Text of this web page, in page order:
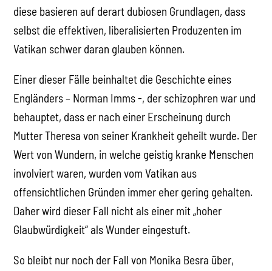
diese basieren auf derart dubiosen Grundlagen, dass
selbst die effektiven, liberalisierten Produzenten im
Vatikan schwer daran glauben können.
Einer dieser Fälle beinhaltet die Geschichte eines
Engländers – Norman Imms -, der schizophren war und
behauptet, dass er nach einer Erscheinung durch
Mutter Theresa von seiner Krankheit geheilt wurde. Der
Wert von Wundern, in welche geistig kranke Menschen
involviert waren, wurden vom Vatikan aus
offensichtlichen Gründen immer eher gering gehalten.
Daher wird dieser Fall nicht als einer mit „hoher
Glaubwürdigkeit“ als Wunder eingestuft.
So bleibt nur noch der Fall von Monika Besra über,